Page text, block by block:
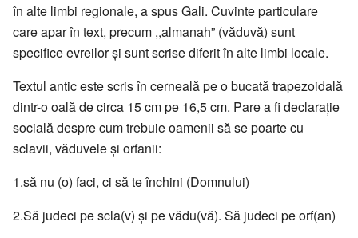
în alte limbi regionale, a spus Gali. Cuvinte particulare
care apar în text, precum ,,almanah” (văduvă) sunt
specifice evreilor şi sunt scrise diferit în alte limbi locale.
Textul antic este scris în cerneală pe o bucată trapezoidală
dintr-o oală de circa 15 cm pe 16,5 cm. Pare a fi declaraţie
socială despre cum trebuie oamenii să se poarte cu
sclavii, văduvele şi orfanii:
1.să nu (o) faci, ci să te închini (Domnului)
2.Să judeci pe scla(v) şi pe vădu(vă). Să judeci pe orf(an)